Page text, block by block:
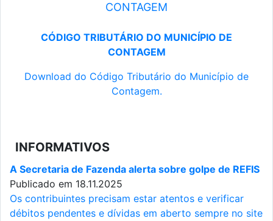
CONTAGEM
CÓDIGO TRIBUTÁRIO DO MUNICÍPIO DE
CONTAGEM
Download do Código Tributário do Município de
Contagem.
INFORMATIVOS
A Secretaria de Fazenda alerta sobre golpe de REFIS
Publicado em 18.11.2025
Os contribuintes precisam estar atentos e verificar
débitos pendentes e dívidas em aberto sempre no site